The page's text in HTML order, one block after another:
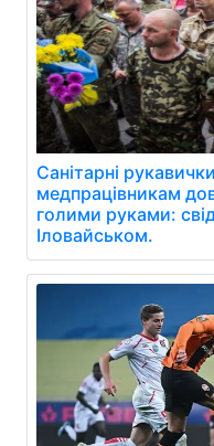
Санітарні
медпрацівникам
голими руками:
Іловайськом.